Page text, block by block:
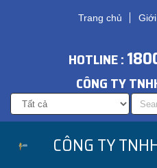
Trang chủ
HOTLINE :
CÔNG TY
CÔNG TY